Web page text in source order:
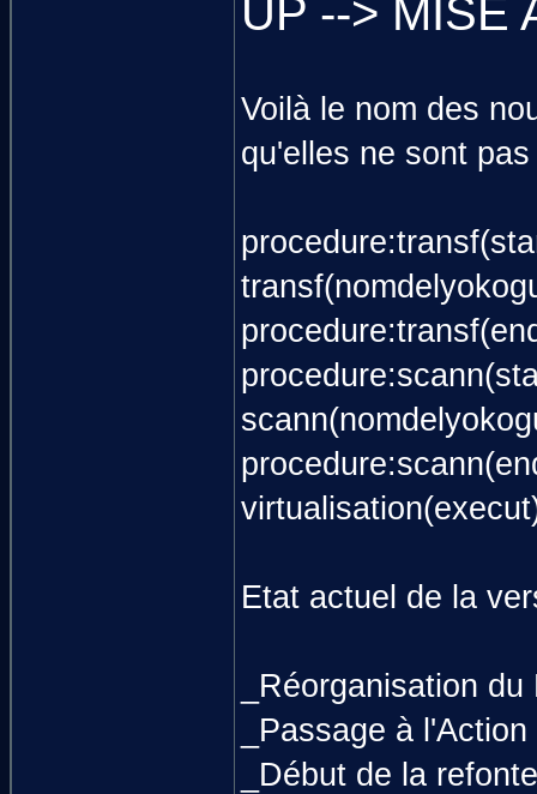
UP --> MISE
Voilà le nom des
qu'elles ne sont
Etat actuel de la
_Réorganisation
_Passage à
_Début de la